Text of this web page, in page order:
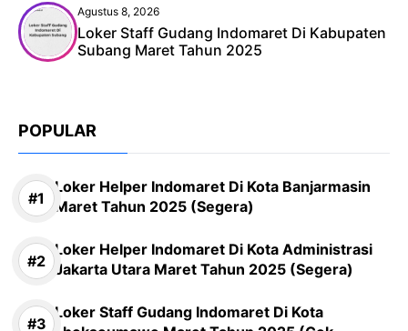
Agustus 8, 2026
Loker Staff Gudang Indomaret Di Kabupaten
Subang Maret Tahun 2025
POPULAR
Loker Helper Indomaret Di Kota Banjarmasin
Maret Tahun 2025 (Segera)
Loker Helper Indomaret Di Kota Administrasi
Jakarta Utara Maret Tahun 2025 (Segera)
Loker Staff Gudang Indomaret Di Kota